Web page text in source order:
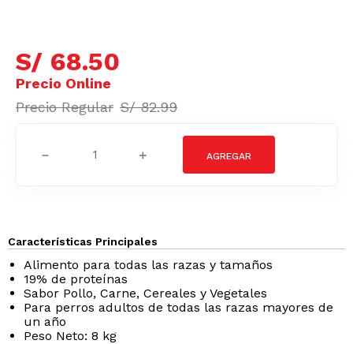
S/ 68.50
S/ 82.99
＋
－
Características Principales
Alimento para todas las razas y tamaños
19% de proteínas
Sabor Pollo, Carne, Cereales y Vegetales
Para perros adultos de todas las razas mayores de
un año
Peso Neto: 8 kg